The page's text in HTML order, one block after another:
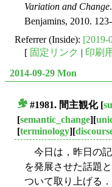
Variation and Change
Benjamins, 2010.
Referrer (Inside): [2019-
[ 固定リンク | 印刷
2014-09-29 Mon
#1981. 間主観化[
[semantic_change][
[terminology][
今日は，昨日の記
を発展させた話題
ついて取り上げる．